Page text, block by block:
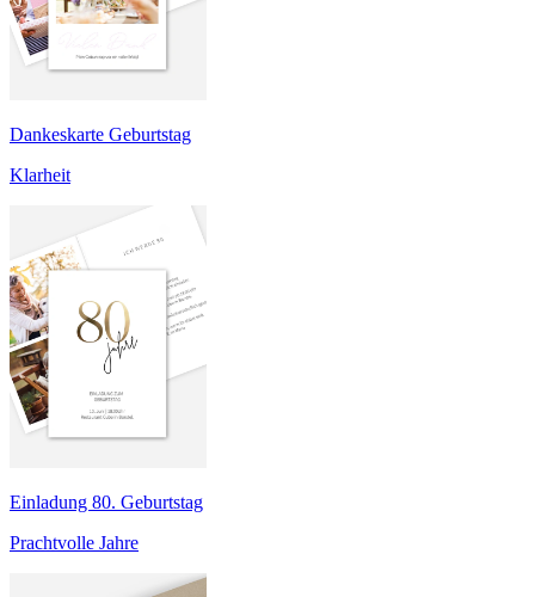
Dankeskarte Geburtstag
Klarheit
Einladung 80. Geburtstag
Prachtvolle Jahre